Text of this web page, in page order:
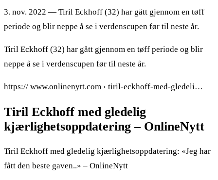
3. nov. 2022 — Tiril Eckhoff (32) har gått gjennom en tøff
periode og blir neppe å se i verdenscupen før til neste år.
Tiril Eckhoff (32) har gått gjennom en tøff periode og blir
neppe å se i verdenscupen før til neste år.
https:// www.onlinenytt.com › tiril-eckhoff-med-gledeli…
Tiril Eckhoff med gledelig
kjærlighetsoppdatering – OnlineNytt
Tiril Eckhoff med gledelig kjærlighetsoppdatering: «Jeg har
fått den beste gaven..» – OnlineNytt